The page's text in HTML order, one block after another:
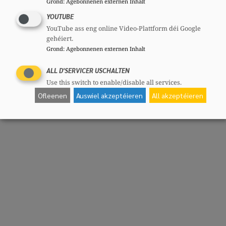
YOUTUBE
YouTube ass eng online Video-Plattform déi Google
gehéiert.
Grond: Agebonnenen externen Inhalt
ALL D'SERVICER USCHALTEN
Use this switch to enable/disable all services.
Ofleenen Auswiel akzeptéieren All akzeptéieren